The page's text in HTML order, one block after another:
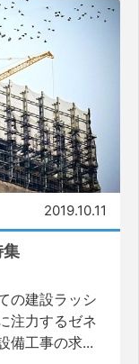
2019.10.11
集
の建設ラッシ
注力するゼネ
備工事の求...